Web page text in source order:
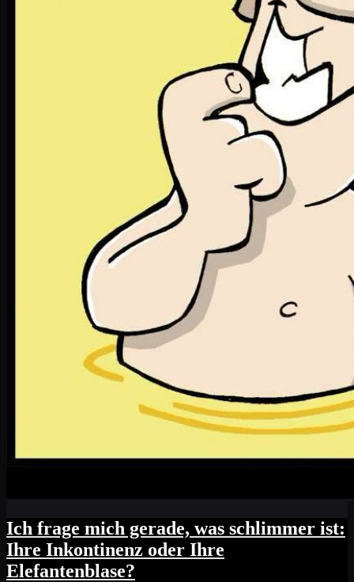
Ich frage mich gerade, was schlimmer ist:
Ihre Inkontinenz oder Ihre
Elefantenblase?